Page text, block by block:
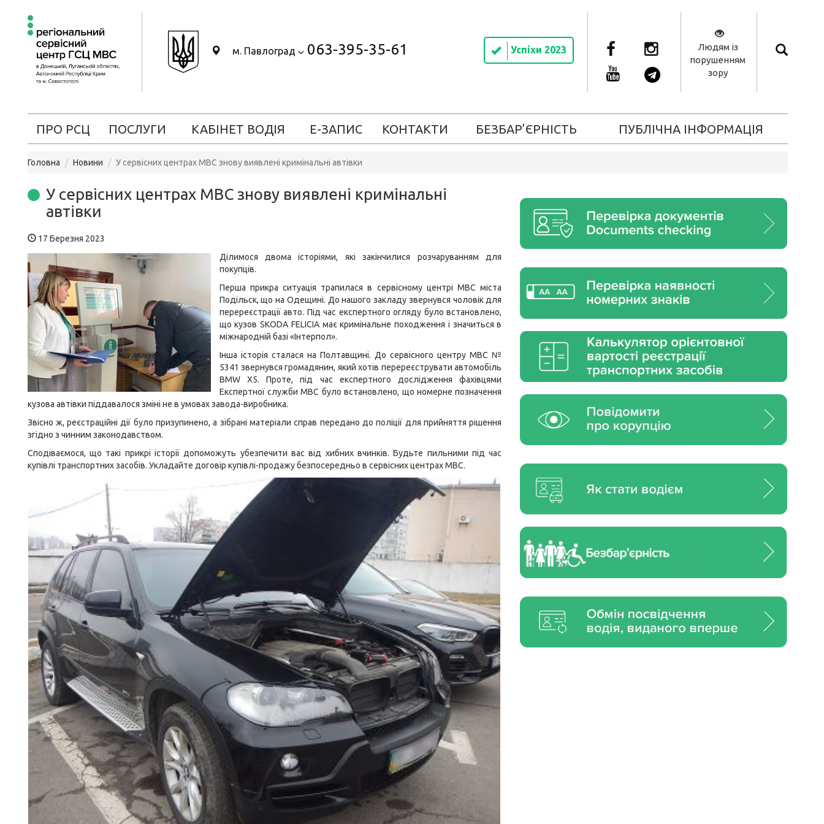
м. Павлоград 063-395-35-61 Успіхи 2023
Людям із
порушенням
зору
ПРО РСЦ ПОСЛУГИ КАБІНЕТ ВОДІЯ Е-ЗАПИС КОНТАКТИ БЕЗБАР’ЄРНІСТЬ ПУБЛІЧНА ІНФОРМАЦІЯ
Головна Новини У сервісних центрах МВС знову виявлені кримінальні автівки
У сервісних центрах МВС знову виявлені кримінальні
автівки
17 Березня 2023
Ділимося двома історіями, які закінчилися розчаруванням для
покупців.
Перша прикра ситуація трапилася в сервісному центрі МВС міста
Подільск, що на Одещині. До нашого закладу звернувся чоловік для
перереєстрації авто. Під час експертного огляду було встановлено,
що кузов SKODA FELICIA має кримінальне походження і значиться в
міжнародній базі «Інтерпол».
Інша історія сталася на Полтавщині. До сервісного центру МВС №
5341 звернувся громадянин, який хотів перереєструвати автомобіль
BMW X5. Проте, під час експертного дослідження фахівцями
Експертної служби МВС було встановлено, що номерне позначення
кузова автівки піддавалося зміні не в умовах завода-виробника.
Звісно ж, реєстраційні дії було призупинено, а зібрані матеріали справ передано до поліції для прийняття рішення
згідно з чинним законодавством.
Сподіваємося, що такі прикрі історії допоможуть убезпечити вас від хибних вчинків. Будьте пильними під час
купівлі транспортних засобів. Укладайте договір купівлі-продажу безпосередньо в сервісних центрах МВС.